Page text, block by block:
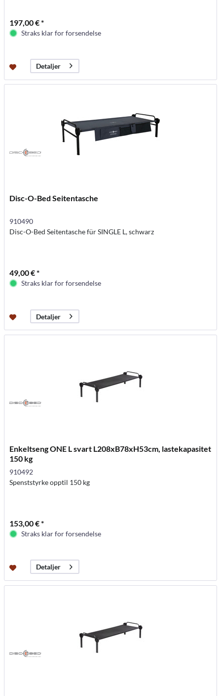
197,00 € *
Straks klar for forsendelse
Detaljer
Disc-O-Bed Seitentasche
910490
Disc-O-Bed Seitentasche für SINGLE L, schwarz
49,00 € *
Straks klar for forsendelse
Detaljer
Enkeltseng ONE L svart L208xB78xH53cm, lastekapasitet
150 kg
910492
Spenststyrke opptil 150 kg
153,00 € *
Straks klar for forsendelse
Detaljer